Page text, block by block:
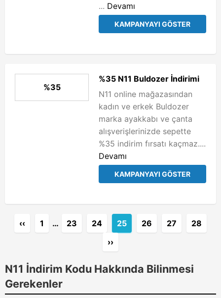
... Devamı
KAMPANYAYI GÖSTER
%35
%35 N11 Buldozer İndirimi
N11 online mağazasından
kadın ve erkek Buldozer
marka ayakkabı ve çanta
alışverişlerinizde sepette
%35 indirim fırsatı kaçmaz....
Devamı
KAMPANYAYI GÖSTER
‹‹ 1 … 23 24 25 26 27
28
››
N11 İndirim Kodu Hakkında Bilinmesi
Gerekenler